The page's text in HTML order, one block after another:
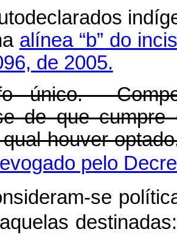
alínea “b” do
de 2005.
único.
de que
qual houver
pelo
se